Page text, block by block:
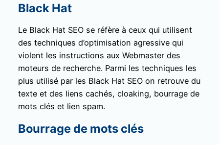
Black Hat
Le Black Hat SEO se réfère à ceux qui utilisent
des techniques d’optimisation agressive qui
violent les instructions aux Webmaster des
moteurs de recherche. Parmi les techniques les
plus utilisé par les Black Hat SEO on retrouve du
texte et des liens cachés, cloaking, bourrage de
mots clés et lien spam.
Bourrage de mots clés